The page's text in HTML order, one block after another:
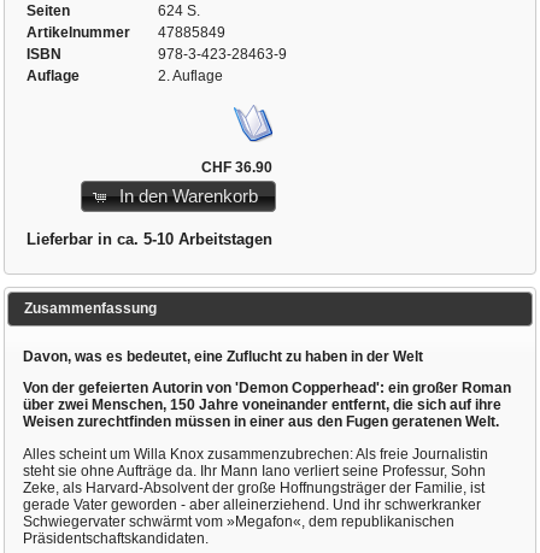
Seiten
624 S.
Artikelnummer
47885849
ISBN
978-3-423-28463-9
Auflage
2. Auflage
CHF 36.90
In den Warenkorb
Lieferbar in ca. 5-10 Arbeitstagen
Zusammenfassung
Davon, was es bedeutet, eine Zuflucht zu haben in der Welt
Von der gefeierten Autorin von 'Demon Copperhead': ein großer Roman
über zwei Menschen, 150 Jahre voneinander entfernt, die sich auf ihre
Weisen zurechtfinden müssen in einer aus den Fugen geratenen Welt.
Alles scheint um Willa Knox zusammenzubrechen: Als freie Journalistin
steht sie ohne Aufträge da. Ihr Mann Iano verliert seine Professur, Sohn
Zeke, als Harvard-Absolvent der große Hoffnungsträger der Familie, ist
gerade Vater geworden - aber alleinerziehend. Und ihr schwerkranker
Schwiegervater schwärmt vom »Megafon«, dem republikanischen
Präsidentschaftskandidaten.